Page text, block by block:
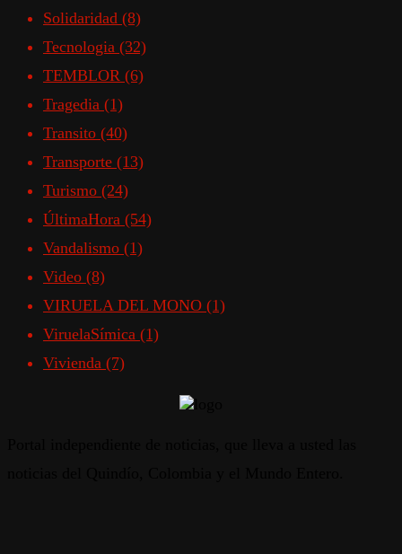
Solidaridad (8)
Tecnologia (32)
TEMBLOR (6)
Tragedia (1)
Transito (40)
Transporte (13)
Turismo (24)
ÚltimaHora (54)
Vandalismo (1)
Video (8)
VIRUELA DEL MONO (1)
ViruelaSímica (1)
Vivienda (7)